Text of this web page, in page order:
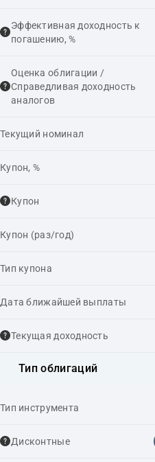
Эффективная доходность к
погашению, %
Оценка облигации /
Справедливая доходность
аналогов
Текущий номинал
Купон, %
Купон
Купон (раз/год)
Тип купона
Дата ближайшей выплаты
Текущая доходность
Тип облигаций
Тип инструмента
Дисконтные